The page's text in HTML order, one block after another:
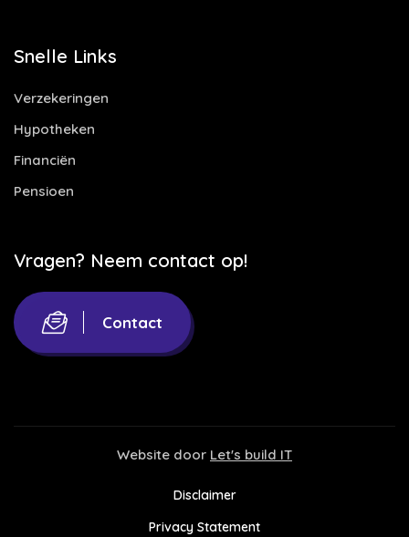
Snelle Links
Verzekeringen
Hypotheken
Financiën
Pensioen
Vragen? Neem contact op!
Contact
Website door Let's build IT
Disclaimer
Privacy Statement